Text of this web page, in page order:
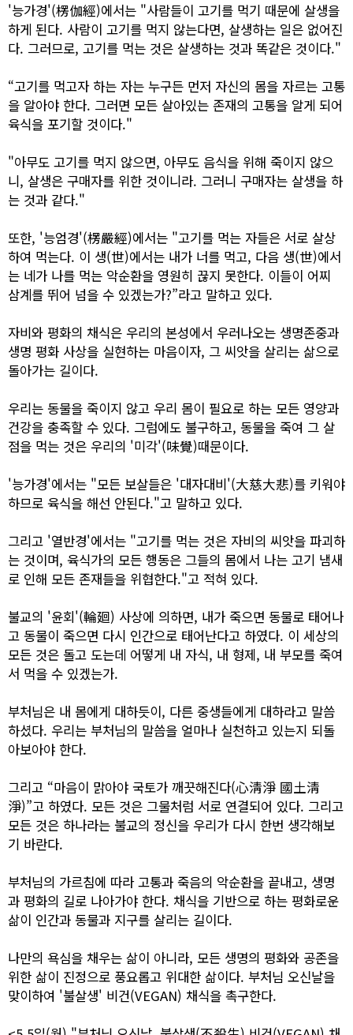
'능가경'(楞伽經)에서는 "사람들이 고기를 먹기 때문에 살생을
하게 된다. 사람이 고기를 먹지 않는다면, 살생하는 일은 없어진
다. 그러므로, 고기를 먹는 것은 살생하는 것과 똑같은 것이다."
“고기를 먹고자 하는 자는 누구든 먼저 자신의 몸을 자르는 고통
을 알아야 한다. 그러면 모든 살아있는 존재의 고통을 알게 되어
육식을 포기할 것이다."
"아무도 고기를 먹지 않으면, 아무도 음식을 위해 죽이지 않으
니, 살생은 구매자를 위한 것이니라. 그러니 구매자는 살생을 하
는 것과 같다."
또한, '능엄경'(楞嚴經)에서는 "고기를 먹는 자들은 서로 살상
하여 먹는다. 이 생(世)에서는 내가 너를 먹고, 다음 생(世)에서
는 네가 나를 먹는 악순환을 영원히 끊지 못한다. 이들이 어찌
삼계를 뛰어 넘을 수 있겠는가?”라고 말하고 있다.
자비와 평화의 채식은 우리의 본성에서 우러나오는 생명존중과
생명 평화 사상을 실현하는 마음이자, 그 씨앗을 살리는 삶으로
돌아가는 길이다.
우리는 동물을 죽이지 않고 우리 몸이 필요로 하는 모든 영양과
건강을 충족할 수 있다. 그럼에도 불구하고, 동물을 죽여 그 살
점을 먹는 것은 우리의 '미각'(味覺)때문이다.
'능가경'에서는 "모든 보살들은 '대자대비'(大慈大悲)를 키워야
하므로 육식을 해선 안된다."고 말하고 있다.
그리고 '열반경'에서는 "고기를 먹는 것은 자비의 씨앗을 파괴하
는 것이며, 육식가의 모든 행동은 그들의 몸에서 나는 고기 냄새
로 인해 모든 존재들을 위협한다."고 적혀 있다.
불교의 '윤회'(輪廻) 사상에 의하면, 내가 죽으면 동물로 태어나
고 동물이 죽으면 다시 인간으로 태어난다고 하였다. 이 세상의
모든 것은 돌고 도는데 어떻게 내 자식, 내 형제, 내 부모를 죽여
서 먹을 수 있겠는가.
부처님은 내 몸에게 대하듯이, 다른 중생들에게 대하라고 말씀
하셨다. 우리는 부처님의 말씀을 얼마나 실천하고 있는지 되돌
아보아야 한다.
그리고 “마음이 맑아야 국토가 깨끗해진다(心淸淨 國土淸
淨)”고 하였다. 모든 것은 그물처럼 서로 연결되어 있다. 그리고
모든 것은 하나라는 불교의 정신을 우리가 다시 한번 생각해보
기 바란다.
부처님의 가르침에 따라 고통과 죽음의 악순환을 끝내고, 생명
과 평화의 길로 나아가야 한다. 채식을 기반으로 하는 평화로운
삶이 인간과 동물과 지구를 살리는 길이다.
나만의 욕심을 채우는 삶이 아니라, 모든 생명의 평화와 공존을
위한 삶이 진정으로 풍요롭고 위대한 삶이다. 부처님 오신날을
맞이하여 '불살생' 비건(VEGAN) 채식을 촉구한다.